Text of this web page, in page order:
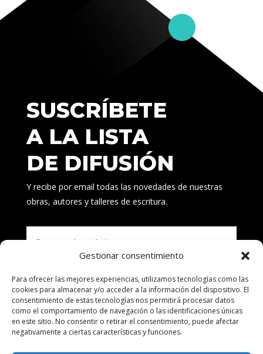
Gestionar consentimiento
Para ofrecer las mejores experiencias, utilizamos tecnologías como las
cookies para almacenar y/o acceder a la información del dispositivo. El
consentimiento de estas tecnologías nos permitirá procesar datos
como el comportamiento de navegación o las identificaciones únicas
en este sitio. No consentir o retirar el consentimiento, puede afectar
negativamente a ciertas características y funciones.
SUSCRÍBETE
A LA LISTA
DE DIFUSIÓN
Y recibe por email todas las novedades de nuestras
obras, autores y talleres de escritura.
Suscribirse